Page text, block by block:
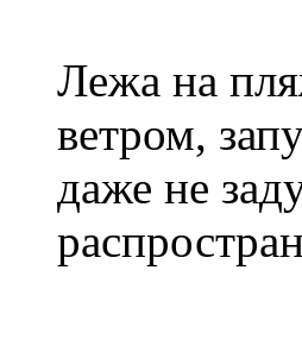
Лежа на
ветром,
даже не